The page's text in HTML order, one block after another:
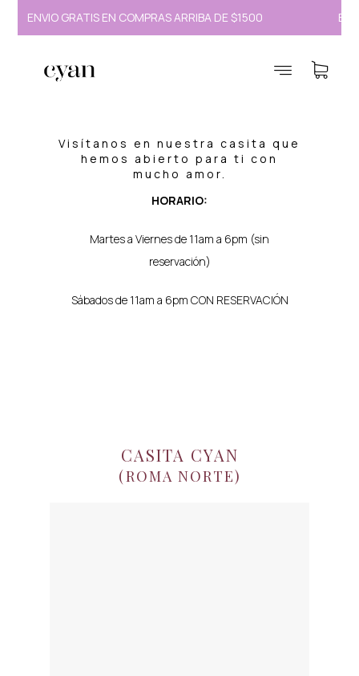
ENVÍO GRATIS EN COMPRAS ARRIBA DE $1500
Visítanos en nuestra casita que
hemos abierto para ti con
mucho amor.
HORARIO:
Martes a Viernes de 11am a 6pm (sin
reservación)
Sábados de 11am a 6pm CON RESERVACIÓN
CASITA CYAN
(ROMA NORTE)